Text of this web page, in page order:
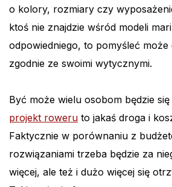
o kolory, rozmiary czy
ktoś nie znajdzie wśród modeli
odpowiedniego, to pomyśleć
zgodnie ze swoimi wytycznymi.
Być może wielu osobom będzie
projekt roweru to jakaś droga i
Faktycznie w porównaniu z
rozwiązaniami trzeba będzie za
więcej, ale też i dużo więcej się